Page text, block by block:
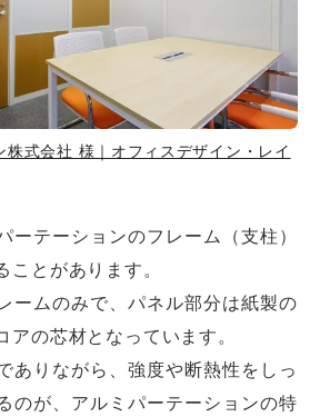
株式会社 様｜オフィスデザイン・レイ
ーテーションのフレーム（支柱）
とがあります。
ームのみで、パネル部分は紙製の
の芯材となっています。
ありながら、強度や断熱性をしっ
のが、アルミパーテーションの特